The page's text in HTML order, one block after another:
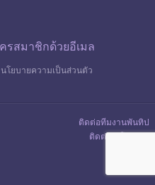
รสมาชิกด้วยอีเมล
นโยบายความเป็นส่วนตัว
ติดต่อทีมงานพันทิป
ติดต่อลงโฆษณา